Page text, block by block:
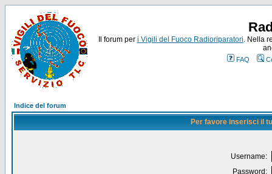
Il forum per i Vigili del Fuoco Radioriparatori. Nella
FAQ
Indice del forum
Per favore inserisci il
Username:
Password: